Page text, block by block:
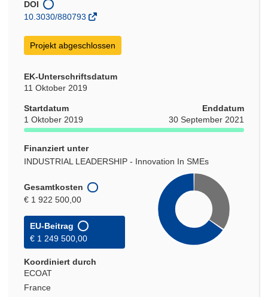
Fenster)
DOI
10.3030/880793
Projekt abgeschlossen
EK-Unterschriftsdatum
11 Oktober 2019
Startdatum
1 Oktober 2019
Enddatum
30 September 2021
Finanziert unter
INDUSTRIAL LEADERSHIP - Innovation In SMEs
Gesamtkosten
€ 1 922 500,00
EU-Beitrag
€ 1 249 500,00
Koordiniert durch
ECOAT
France